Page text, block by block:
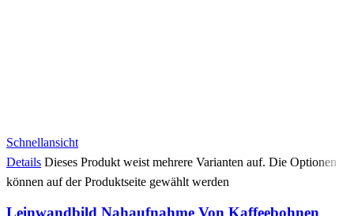
Schnellansicht
Details Dieses Produkt weist mehrere Varianten auf. Die Optionen
können auf der Produktseite gewählt werden
Leinwandbild Nahaufnahme Von Kaffeebohnen